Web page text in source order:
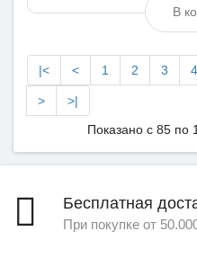
В
|< < 1 2 3 4
>
>|
Показано с 85 по
Бесплатная
При покупке от